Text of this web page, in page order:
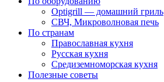
Optigrill — домашний гриль
СВЧ, Микроволновая печь
По странам
Православная кухня
Русская кухня
Средиземноморская кухня
Полезные советы